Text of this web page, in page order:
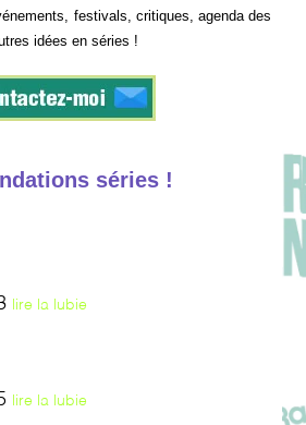
festivals, critiques, agenda des
idées en séries !
séries !
lire la lubie
lire la lubie